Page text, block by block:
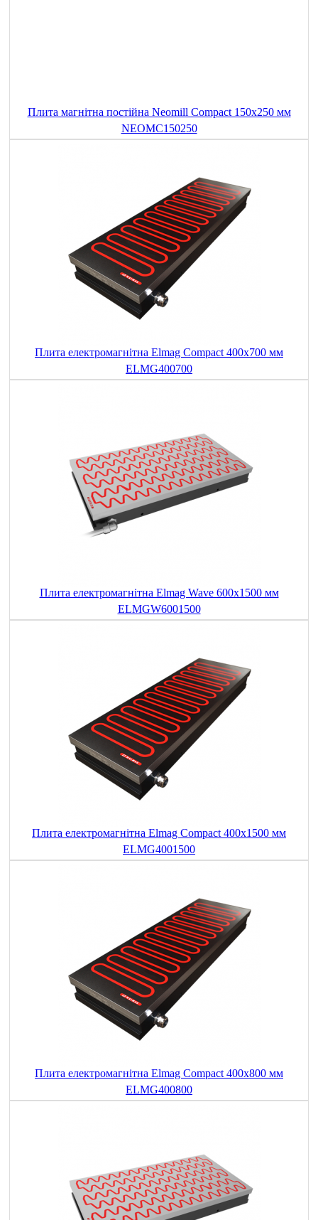
Плита магнітна постійна Neomill Compact 150x250 мм
NEOMC150250
Плита електромагнітна Elmag Compact 400x700 мм
ELMG400700
Плита електромагнітна Elmag Wave 600x1500 мм
ELMGW6001500
Плита електромагнітна Elmag Compact 400x1500 мм
ELMG4001500
Плита електромагнітна Elmag Compact 400x800 мм
ELMG400800